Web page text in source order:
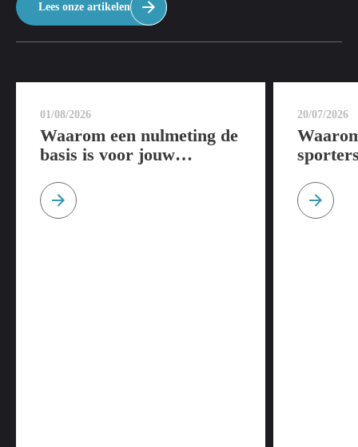
Lees onze artikelen
01/08/2026
Waarom een nulmeting de
basis is voor jouw
20/07/2026
op een